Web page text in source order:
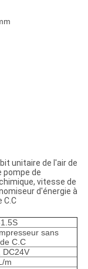
unitaire de l'air de
pompe de
vitesse de
d'énergie à
C.C
sans
C.C
DC24V
m